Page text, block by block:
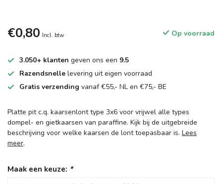
€0,80 Incl. btw Op voorraad
3.050+ klanten geven ons een 9.5
Razendsnelle levering uit eigen voorraad
Gratis verzending vanaf €55,- NL en €75,- BE
Platte pit c.q. kaarsenlont type 3x6 voor vrijwel alle types
dompel- en gietkaarsen van paraffine. Kijk bij de uitgebreide
beschrijving voor welke kaarsen de lont toepasbaar is. Lees
meer.
Maak een keuze: *